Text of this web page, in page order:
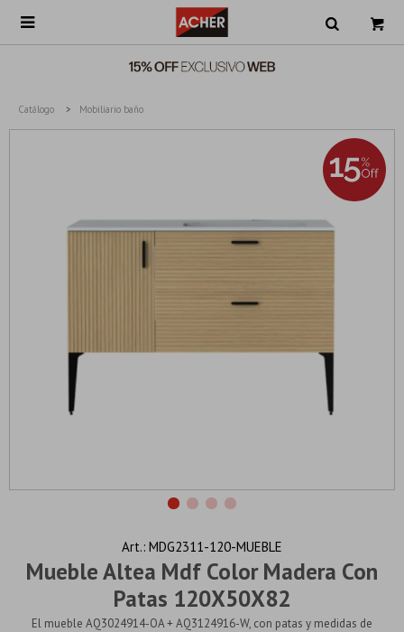

Catálogo Mobiliario baño
Mueble Altea Mdf Color Madera Con
Patas 120X50X82
MDG2311-120-MUEBLE
El mueble AQ3024914-OA + AQ3124916-W, con patas y medidas de